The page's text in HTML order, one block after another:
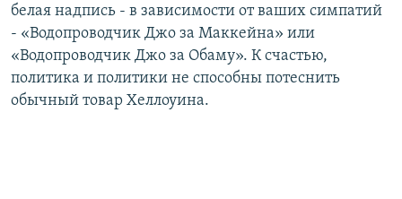
белая надпись - в зависимости от ваших симпатий
- «Водопроводчик Джо за Маккейна» или
«Водопроводчик Джо за Обаму». К счастью,
политика и политики не способны потеснить
обычный товар Хеллоуина.